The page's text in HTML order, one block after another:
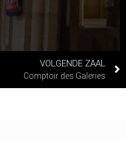
VOLGENDE ZAAL
Comptoir des Galeries